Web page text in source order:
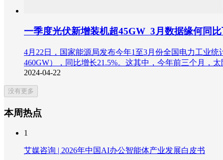
一季度光伏新增装机超45GW 3月数据缘何同
4月22日，国家能源局发布今年1至3月份全国电力工业
460GW），同比增长21.5%。这其中，今年前三个月，
2024-04-22
没有更多
本周热点
1
艾媒咨询 | 2026年中国AI办公智能体产业发展白皮书